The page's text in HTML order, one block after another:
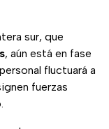
sur, que
, aún está en fase
fluctuará a
fuerzas